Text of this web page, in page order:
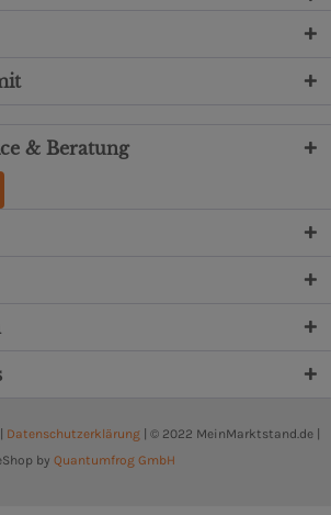
& Beratung
Datenschutzerklärung| © 2022 MeinMarktstand.de |
by Quantumfrog GmbH